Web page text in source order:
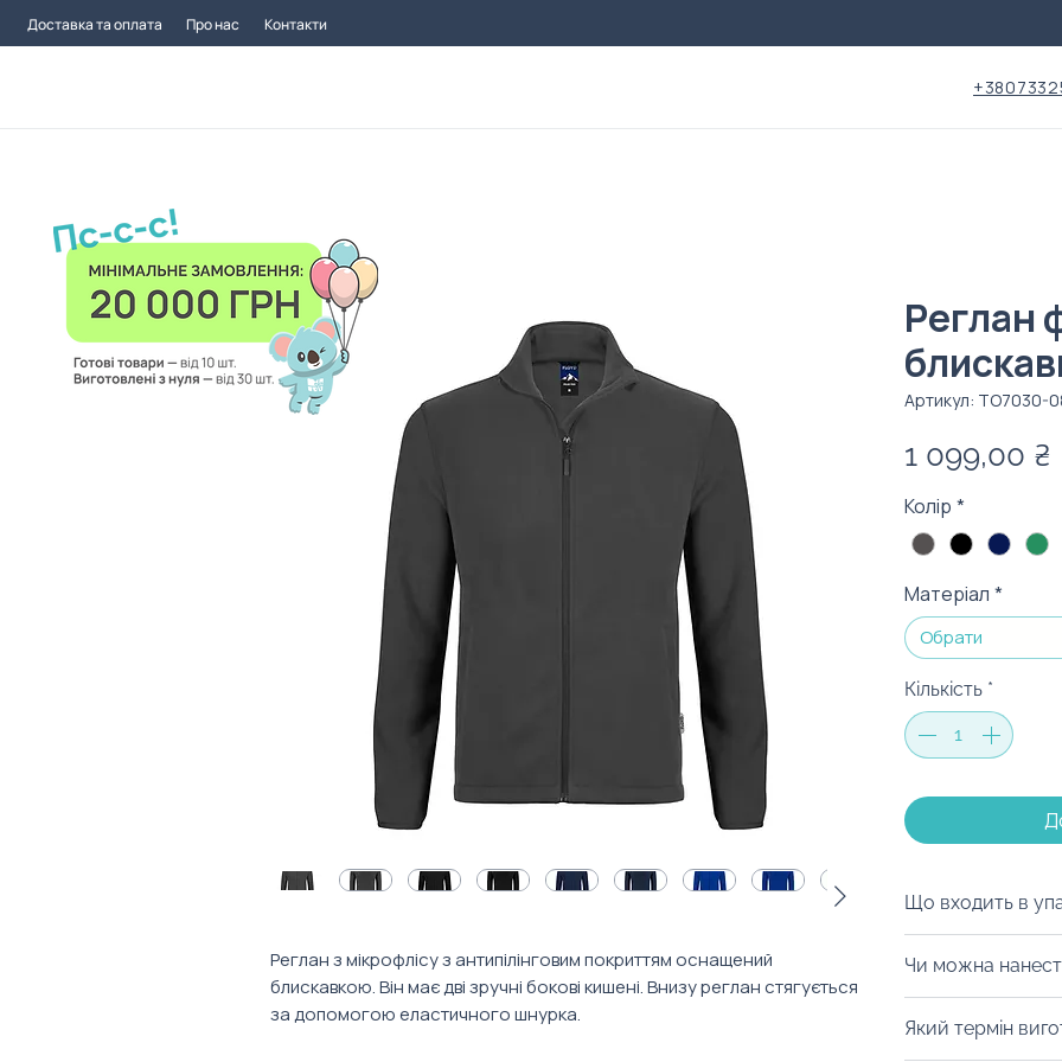
Доставка та оплата Про нас Контакти
Реглан з мікрофлісу з антипілінговим покриттям оснащений
блискавкою. Він має дві зручні бокові кишені. Внизу реглан стягується
за допомогою еластичного шнурка.
Реглан
Артикул: TO7030-
1 099,00 ₴
Колір *
Матеріал *
Обрати
Кількість *
Що входить в
коробку на ваш
матеріалів,
будь-який інший
Чи можна
нанести
Який термін